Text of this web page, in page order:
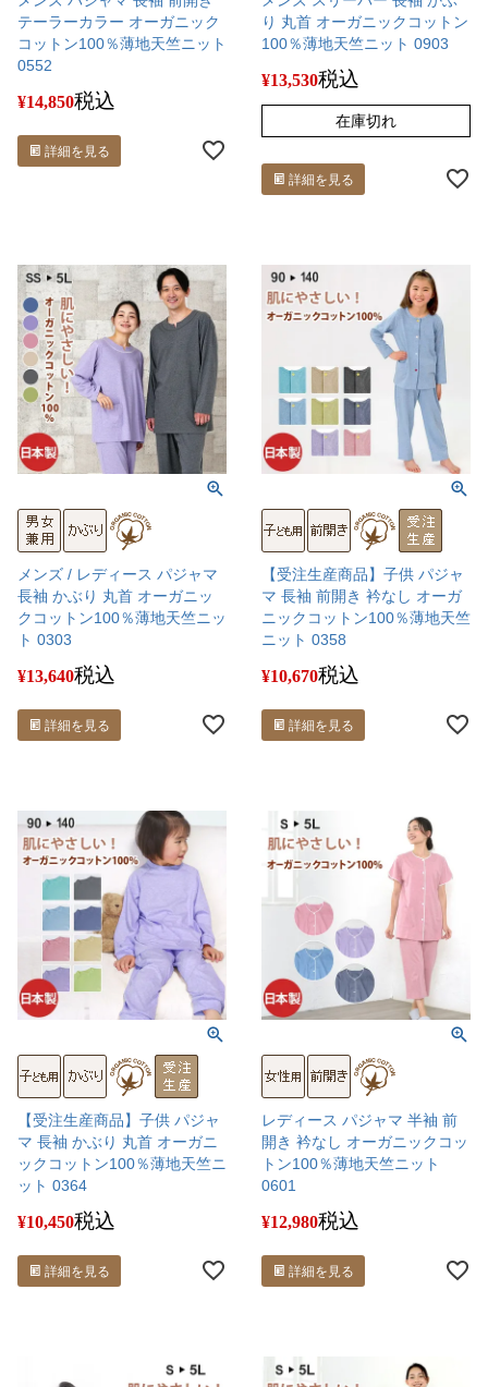
テーラーカラー オーガニック
コットン100％薄地天竺ニット
0552
¥14,850税込
詳細を見る
り 丸首 オーガニックコットン
100％薄地天竺ニット 0903
¥13,530税込
在庫切れ
詳細を見る
メンズ / レディース パジャマ
長袖 かぶり 丸首 オーガニッ
クコットン100％薄地天竺ニッ
ト 0303
¥13,640税込
詳細を見る
【受注生産商品】子供 パジャ
マ 長袖 前開き 衿なし オーガ
ニックコットン100％薄地天竺
ニット 0358
¥10,670税込
詳細を見る
【受注生産商品】子供 パジャ
マ 長袖 かぶり 丸首 オーガニ
ックコットン100％薄地天竺ニ
ット 0364
¥10,450税込
詳細を見る
レディース パジャマ 半袖 前
開き 衿なし オーガニックコッ
トン100％薄地天竺ニット
0601
¥12,980税込
詳細を見る